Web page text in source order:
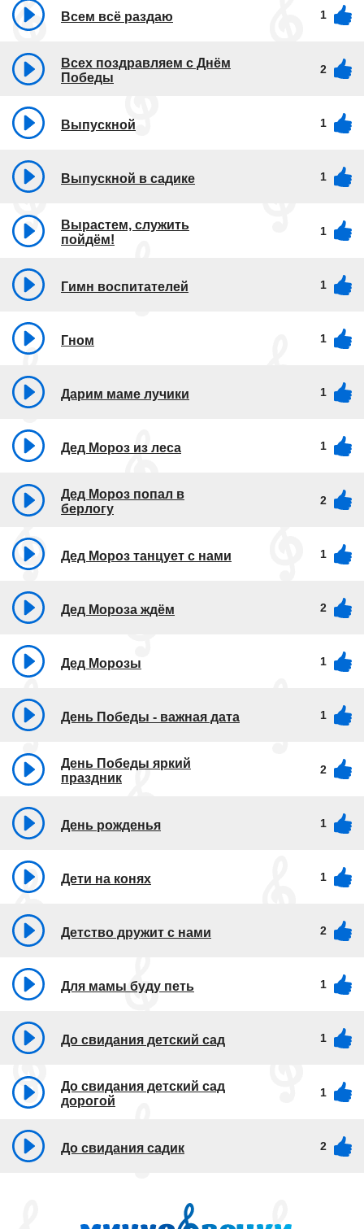
Всем всё раздаю 1
Всех поздравляем с Днём
Победы
2
Выпускной 1
Выпускной в садике 1
Вырастем, служить
пойдём!
1
Гимн воспитателей 1
Гном 1
Дарим маме лучики 1
Дед Мороз из леса 1
Дед Мороз попал в
берлогу
2
Дед Мороз танцует с нами 1
Дед Мороза ждём 2
Дед Морозы 1
День Победы - важная дата 1
День Победы яркий
праздник
2
День рожденья 1
Дети на конях 1
Детство дружит с нами 2
Для мамы буду петь 1
До свидания детский сад 1
До свидания детский сад
дорогой
1
До свидания садик 2